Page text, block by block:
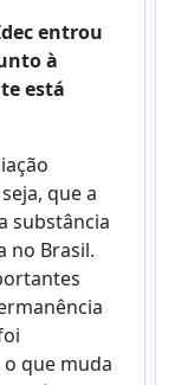
entrou
à
está
que a
substância
no Brasil.
que muda